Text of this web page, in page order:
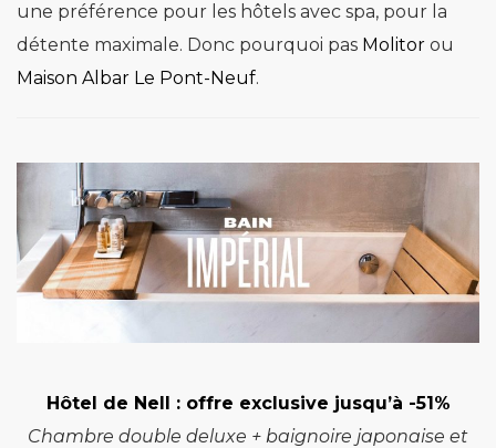
une préférence pour les hôtels avec spa, pour la
détente maximale. Donc pourquoi pas Molitor ou
Maison Albar Le Pont-Neuf.
Hôtel de Nell : offre exclusive jusqu’à -51%
Chambre double deluxe + baignoire japonaise et